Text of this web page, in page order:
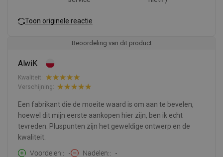
Toon originele reactie
Beoordeling van dit product
AlwiK
Kwaliteit:
Verschijning:
Een fabrikant die de moeite waard is om aan te bevelen,
hoewel dit mijn eerste aankopen hier zijn, ben ik echt
tevreden. Pluspunten zijn het geweldige ontwerp en de
kwaliteit.
Voordelen:
- Nadelen: -